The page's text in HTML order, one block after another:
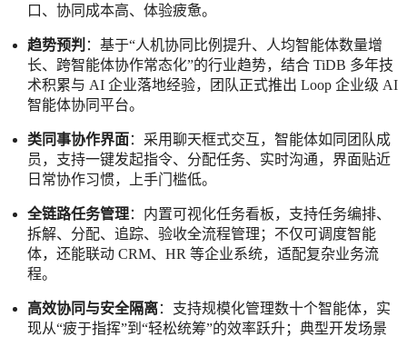
口、协同成本高、体验疲惫。
趋势预判 ：基于“人机协同比例提升、人均智能体数量增
长、跨智能体协作常态化”的行业趋势，结合 TiDB 多年技
术积累与 AI 企业落地经验，团队正式推出 Loop 企业级 AI
智能体协同平台。
类同事协作界面：采用聊天框式交互，智能体如同团队成
员，支持一键发起指令、分配任务、实时沟通，界面贴近
日常协作习惯，上手门槛低。
全链路任务管理：内置可视化任务看板，支持任务编排、
拆解、分配、追踪、验收全流程管理；不仅可调度智能
体，还能联动 CRM、HR 等企业系统，适配复杂业务流
程。
高效协同与安全隔离：支持规模化管理数十个智能体，实
现从“疲于指挥”到“轻松统筹”的效率跃升；典型开发场景